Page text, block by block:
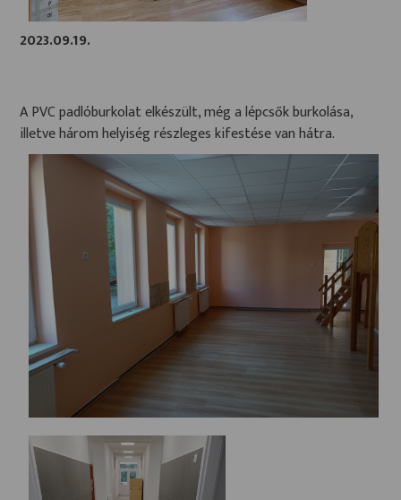
2023.09.19.
A PVC padlóburkolat elkészült, még a lépcsők burkolása,
illetve három helyiség részleges kifestése van hátra.